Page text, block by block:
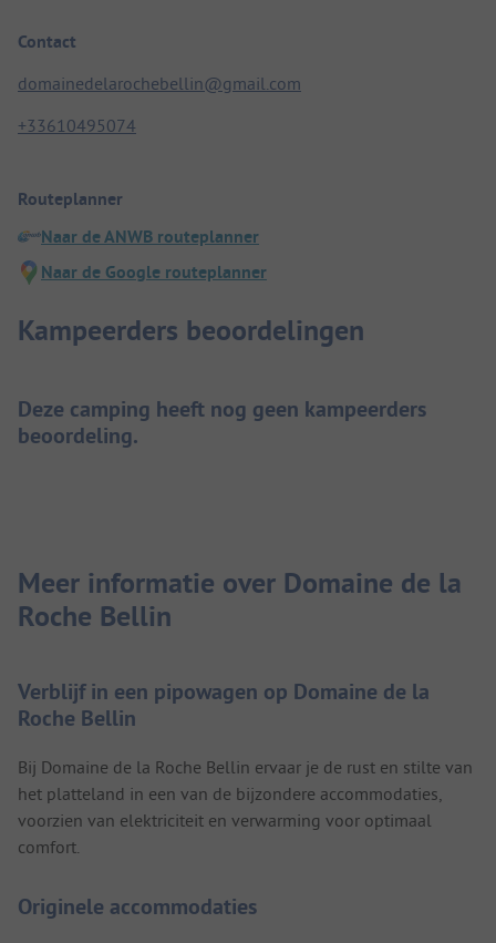
Contact
domainedelarochebellin@gmail.com
+33610495074
Routeplanner
Naar de ANWB routeplanner
Naar de Google routeplanner
Kampeerders beoordelingen
Deze camping heeft nog geen kampeerders
beoordeling.
Meer informatie over Domaine de la
Roche Bellin
Verblijf in een pipowagen op Domaine de la
Roche Bellin
Bij Domaine de la Roche Bellin ervaar je de rust en stilte van
het platteland in een van de bijzondere accommodaties,
voorzien van elektriciteit en verwarming voor optimaal
comfort.
Originele accommodaties